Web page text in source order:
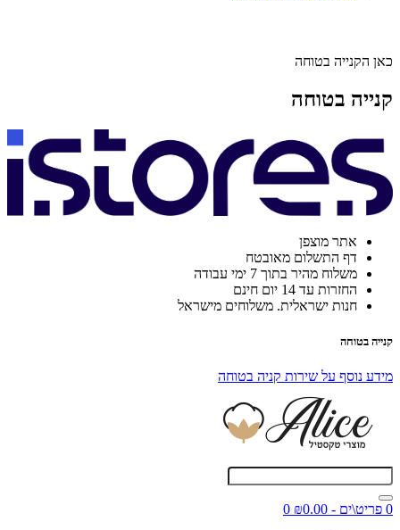
כאן הקנייה בטוחה
קנייה בטוחה
אתר מוצפן
דף התשלום מאובטח
משלוח מהיר בתוך 7 ימי עבודה
החזרות עד 14 יום חינם
חנות ישראלית. משלוחים מישראל
קנייה בטוחה
מידע נוסף על שירות קניה בטוחה
0 פריט\ים - ₪0.00
0